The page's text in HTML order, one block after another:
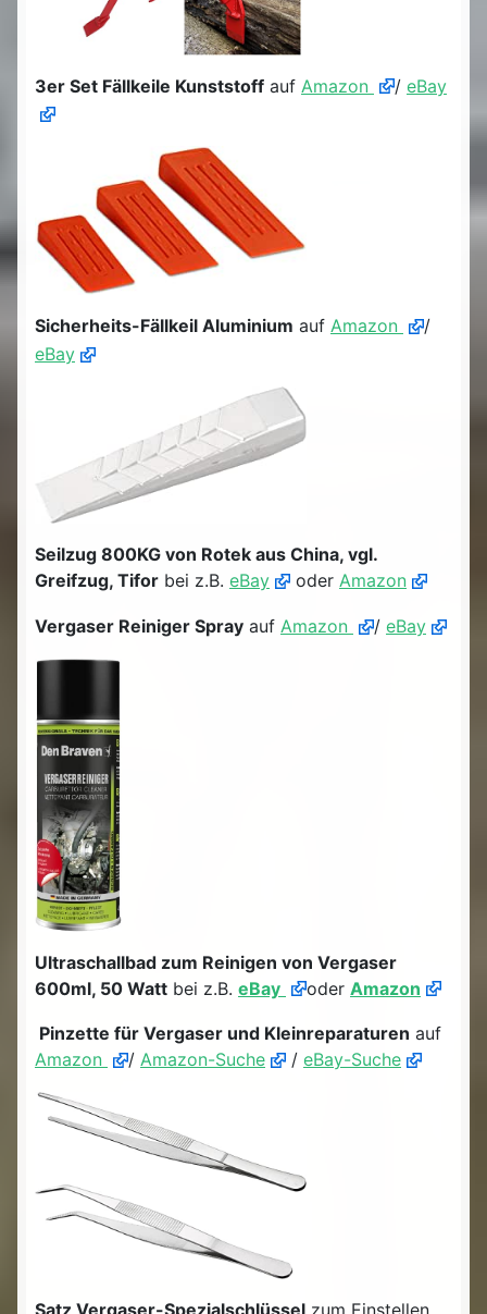
3er Set Fällkeile Kunststoff auf Amazon / eBay
Sicherheits-Fällkeil Aluminium auf Amazon
/
eBay
Seilzug 800KG von Rotek aus China, vgl.
Greifzug, Tifor bei z.B. eBay oder Amazon
Vergaser Reiniger Spray auf Amazon / eBay
Ultraschallbad zum Reinigen von Vergaser
600ml, 50 Watt bei z.B. eBay oder Amazon
Pinzette für Vergaser und Kleinreparaturen auf
Amazon
/ Amazon-Suche / eBay-Suche